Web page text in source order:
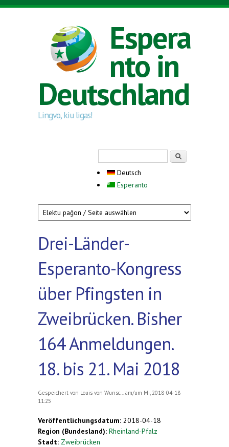
Direkt zum Inhalt
Espera
nto in
Deutschland
Lingvo, kiu ligas!
Deutsch
Esperanto
Drei-Länder-
Esperanto-Kongress
über Pfingsten in
Zweibrücken. Bisher
164 Anmeldungen.
18. bis 21. Mai 2018
Gespeichert von Louis von Wunsc...
am/um Mi, 2018-04-18
11:25
Veröffentlichungsdatum: 2018-04-18
Region (Bundesland): Rheinland-Pfalz
Stadt: Zweibrücken